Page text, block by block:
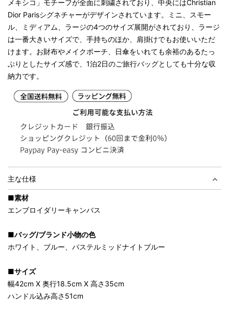
メキシコ」モチーフが全面に刺繍されており、中央にはChristian
Dior Parisシグネチャーがデザインされています。ミニ、スモー
ル、ミディアム、ラージの4つのサイズ展開がされており、ラージ
は一番大きいサイズで、手持ちのほか、肩掛けでもお使いいただ
けます。お財布やメイクポーチ、日傘をいれても余裕のあるたっ
ぷりとしたサイズ感で、1泊2日のご旅行バッグとしても十分な収
納力です。
主な仕様
■素材
エンブロイダリーキャンバス
■バッグ/ブランド小物の色
ホワイト、ブルー、パステルミッドナイトブルー
■サイズ
幅42cm X 奥行18.5cm X 高さ35cm
ハンドル込み高さ51cm